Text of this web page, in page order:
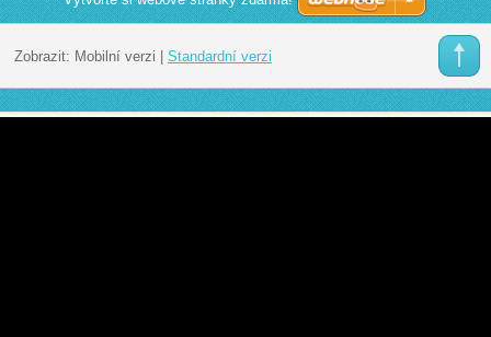
Zobrazit: Mobilní verzi Standardní verzi